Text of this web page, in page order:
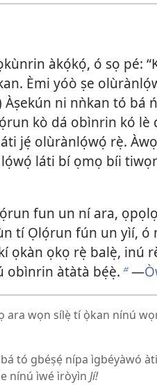
àkọ́kọ́, ó sọ pé:
Èmi yóò ṣe
Àṣekún ni nǹkan tó bá
kò dá obìnrin kó lè
jẹ́ olùrànlọ́wọ́ rẹ̀.
láti bí ọmọ bíi
fun un ní ara,
tí Ọlọ́run fún un yìí, ó
ọkàn ọkọ rẹ̀ balẹ̀, inú
obìnrin àtàtà bẹ́ẹ̀. b—
ara wọn sílẹ̀ tí ọ̀kan nínú
tó gbéṣẹ́ nípa ìgbéyàwó
nínú ìwé ìròyìn Jí!